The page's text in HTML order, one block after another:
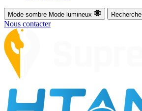
Mode sombre Mode lumineux Recherche
Nous contacter